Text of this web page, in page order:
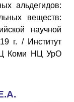
альдегидов:
веществ:
научной
г. / Институт
Коми НЦ УрО